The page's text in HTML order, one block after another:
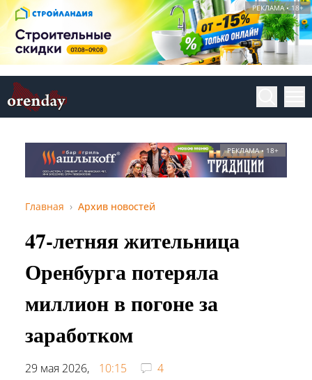
РЕКЛАМА • 18+
РЕКЛАМА • 18+
Главная Архив новостей
47-летняя жительница
Оренбурга потеряла
миллион в погоне за
заработком
29 мая 2026, 10:15
4